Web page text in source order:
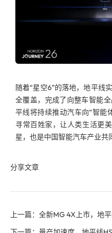
随着“星空6”的落地，地平线
全覆盖，完成了向整车智能
平线将持续推动汽车向“智能
寻常百姓家，让人类生活更
星，也是中国智能汽车产业共
分享文章
上一篇：全新MG 4X上市，地